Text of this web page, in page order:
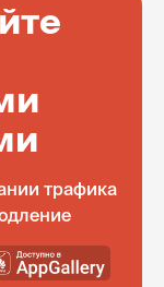
трафика